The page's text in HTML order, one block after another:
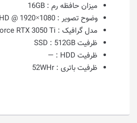
میزان حافظه رم : 16GB
وضوح تصویر : 1080×1920 @ FULL HD
مدل گرافیک : RTX 3050 Ti
ظرفیت SSD :512GB
ظرفیت HDD :
—
ظرفیت باتری : 52WHr